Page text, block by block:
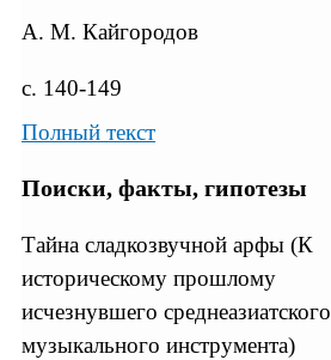
А. М. Кайгородов
с. 140-149
Полный текст
Поиски, факты, гипотезы
Тайна сладкозвучной арфы (К
историческому прошлому
исчезнувшего среднеазиатского
музыкального инструмента)